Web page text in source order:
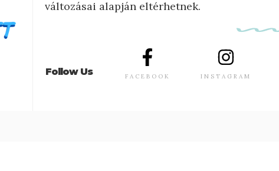
változásai alapján eltérhetnek.
Follow Us FACEBOOK INSTAGRAM